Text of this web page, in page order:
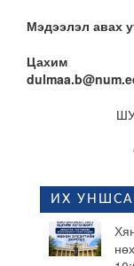
Мэдээлэл авах
Цахим
ИХ